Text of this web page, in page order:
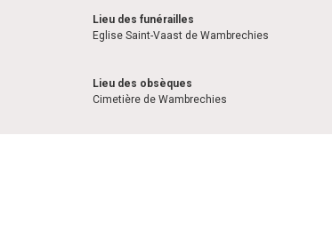
Lieu des funérailles
Eglise Saint-Vaast de Wambrechies
Lieu des obsèques
Cimetière de Wambrechies